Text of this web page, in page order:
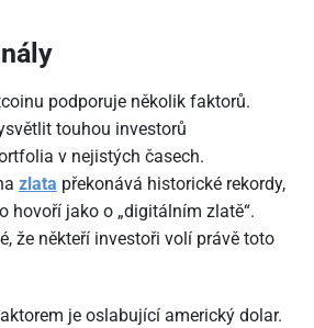
podporuje několik faktorů.
touhou investorů
v nejistých časech.
zlata překonává historické rekordy,
hovoří jako o „digitálním zlatě“.
že někteří investoři volí právě toto
je oslabující americký dolar.